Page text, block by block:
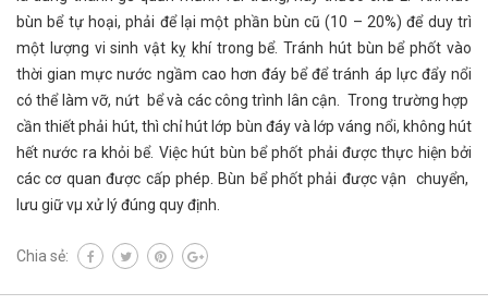
bùn bể tự hoại, phải để lại một phần bùn cũ (10 – 20%) để duy trì
một lượng vi sinh vật kỵ khí trong bể. Tránh hút bùn bể phốt vào
thời gian mực nước ngầm cao hơn đáy bể để tránh áp lực đẩy nổi
có thể làm vỡ, nứt bể và các công trình lân cận. Trong trường hợp
cần thiết phải hút, thì chỉ hút lớp bùn đáy và lớp váng nổi, không hút
hết nước ra khỏi bể. Việc hút bùn bể phốt phải được thực hiện bởi
các cơ quan được cấp phép. Bùn bể phốt phải được vận chuyển,
lưu giữ vµ xử lý đúng quy định.
Chia sẻ: